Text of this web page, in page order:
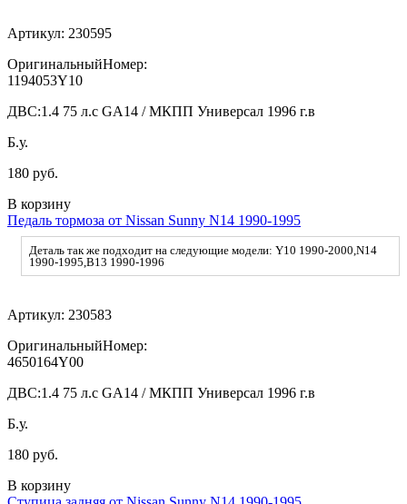
Артикул: 230595
ОригинальныйНомер:
1194053Y10
ДВС:1.4 75 л.с GA14 / МКПП Универсал 1996 г.в
Б.у.
180 руб.
В корзину
Педаль тормоза от Nissan Sunny N14 1990-1995
Деталь так же подходит на следующие модели: Y10 1990-2000,N14
1990-1995,B13 1990-1996
Артикул: 230583
ОригинальныйНомер:
4650164Y00
ДВС:1.4 75 л.с GA14 / МКПП Универсал 1996 г.в
Б.у.
180 руб.
В корзину